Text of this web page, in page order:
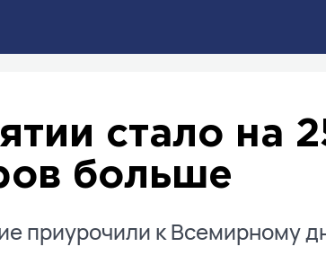
стало на
больше
приурочили к Всемирному